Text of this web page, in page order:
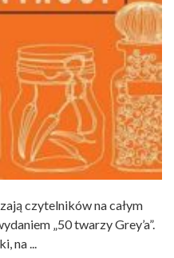
czytelników na całym
„50 twarzy Grey’a”.
na ...